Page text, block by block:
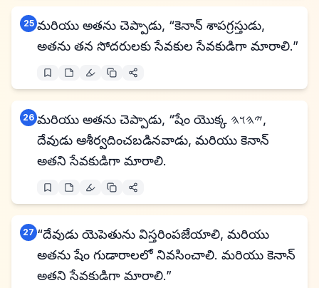
25 మరియు అతను చెప్పాడు, “కెనాన్ శాపగ్రస్తుడు,
అతను తన సోదరులకు సేవకుల సేవకుడిగా మారాలి.”
26 మరియు అతను చెప్పాడు, “షేం యొక్క 𐤉𐤄𐤅𐤄,
దేవుడు ఆశీర్వదించబడినవాడు, మరియు కెనాన్
అతని సేవకుడిగా మారాలి.
27 “దేవుడు యెపెతును విస్తరింపజేయాలి, మరియు
అతను షేం గుడారాలలో నివసించాలి. మరియు కెనాన్
అతని సేవకుడిగా మారాలి.”